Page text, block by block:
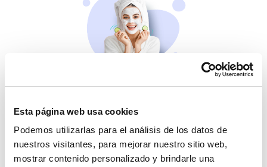
Esta página web usa cookies
Podemos utilizarlas para el análisis de los datos de
nuestros visitantes, para mejorar nuestro sitio web,
mostrar contenido personalizado y brindarle una
Belleza
Si no te mimas tú…